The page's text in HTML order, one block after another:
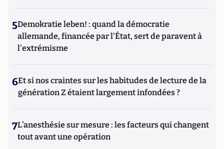
5Demokratie leben! : quand la démocratie
allemande, financée par l'État, sert de paravent à
l'extrémisme
6Et si nos craintes sur les habitudes de lecture de la
génération Z étaient largement infondées ?
7L’anesthésie sur mesure : les facteurs qui changent
tout avant une opération